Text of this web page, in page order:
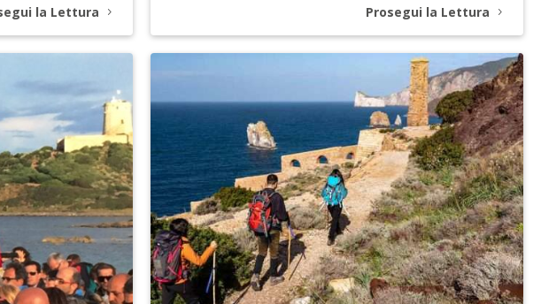
la Lettura Prosegui la Lettura